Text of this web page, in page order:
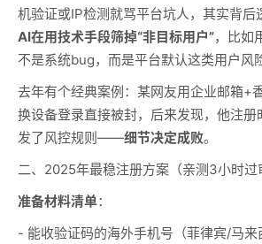
机验证或IP检测就骂平台坑人，其实背后
AI在用技术手段筛掉“非目标用户”，比如
不是系统bug，而是平台默认这类用户风
去年有个经典案例：某网友用企业邮箱+
换设备登录直接被封，后来发现，他注册
发了风控规则——细节决定成败。
二、2025年最稳注册方案（亲测3小时过
准备材料清单：
- 能收验证码的海外手机号（菲律宾/马来